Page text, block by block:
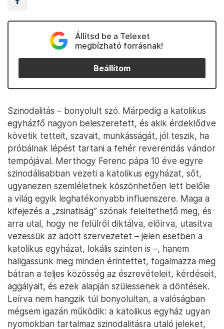
Állítsd be a Telexet
megbízható forrásnak!
Beállítom
Szinodalitás – bonyolult szó. Márpedig a katolikus
egyházfő nagyon beleszeretett, és akik érdeklődve
követik tetteit, szavait, munkásságát, jól teszik, ha
próbálnak lépést tartani a fehér reverendás vándor
tempójával. Merthogy Ferenc pápa 10 éve egyre
szinodálisabban vezeti a katolikus egyházat, sőt,
ugyanezen szemléletnek köszönhetően lett belőle
a világ egyik leghatékonyabb influenszere. Maga a
kifejezés a „zsinatiság” szónak feleltethető meg, és
arra utal, hogy ne felülről diktálva, előírva, utasítva
vezessük az adott szervezetet – jelen esetben a
katolikus egyházat, lokális szinten is –, hanem
hallgassunk meg minden érintettet, fogalmazza meg
bátran a teljes közösség az észrevételeit, kérdéseit,
aggályait, és ezek alapján szülessenek a döntések.
Leírva nem hangzik túl bonyolultan, a valóságban
mégsem igazán működik: a katolikus egyház ugyan
nyomokban tartalmaz szinodalitásra utaló jeleket,